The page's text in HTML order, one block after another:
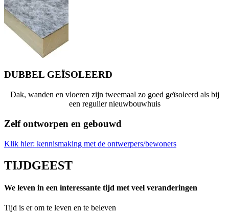
DUBBEL GEÏSOLEERD
Dak, wanden en vloeren zijn tweemaal zo goed geïsoleerd als bij
een regulier nieuwbouwhuis
Zelf ontworpen en gebouwd
Klik hier: kennismaking met de ontwerpers/bewoners
TIJDGEEST
We leven in een interessante tijd met veel veranderingen
Tijd is er om te leven en te beleven